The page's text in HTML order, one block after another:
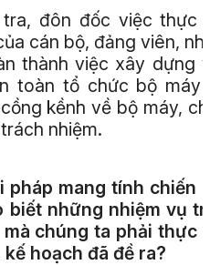
đôn đốc việc thực
cán bộ, đảng viên,
thành việc xây dựng
toàn tổ chức bộ máy
kềnh về bộ máy,
nhiệm.
pháp mang tính chiến
biết những nhiệm vụ
chúng ta phải thực
hoạch đã đề ra?